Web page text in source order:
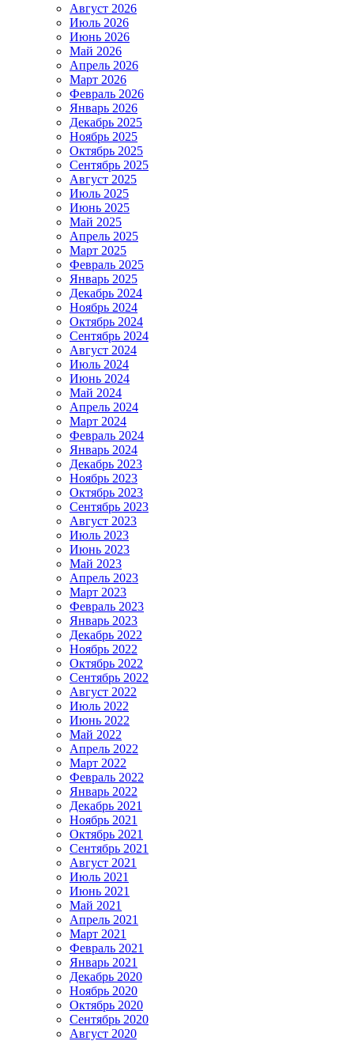
Август 2026
Июль 2026
Июнь 2026
Май 2026
Апрель 2026
Март 2026
Февраль 2026
Январь 2026
Декабрь 2025
Ноябрь 2025
Октябрь 2025
Сентябрь 2025
Август 2025
Июль 2025
Июнь 2025
Май 2025
Апрель 2025
Март 2025
Февраль 2025
Январь 2025
Декабрь 2024
Ноябрь 2024
Октябрь 2024
Сентябрь 2024
Август 2024
Июль 2024
Июнь 2024
Май 2024
Апрель 2024
Март 2024
Февраль 2024
Январь 2024
Декабрь 2023
Ноябрь 2023
Октябрь 2023
Сентябрь 2023
Август 2023
Июль 2023
Июнь 2023
Май 2023
Апрель 2023
Март 2023
Февраль 2023
Январь 2023
Декабрь 2022
Ноябрь 2022
Октябрь 2022
Сентябрь 2022
Август 2022
Июль 2022
Июнь 2022
Май 2022
Апрель 2022
Март 2022
Февраль 2022
Январь 2022
Декабрь 2021
Ноябрь 2021
Октябрь 2021
Сентябрь 2021
Август 2021
Июль 2021
Июнь 2021
Май 2021
Апрель 2021
Март 2021
Февраль 2021
Январь 2021
Декабрь 2020
Ноябрь 2020
Октябрь 2020
Сентябрь 2020
Август 2020